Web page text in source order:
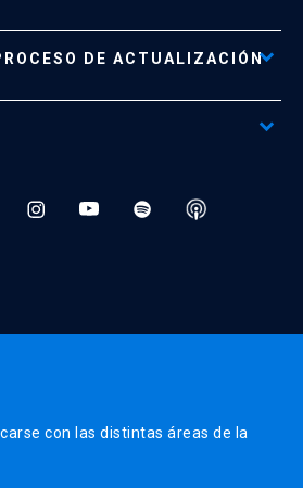
e Información Importante
No Disponible file_download
DE ACTUALIZACIÓN
con las distintas áreas de la